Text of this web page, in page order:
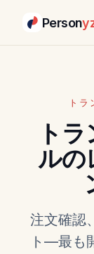
Person
ト
ト
ルの
注文確認
ト—最も